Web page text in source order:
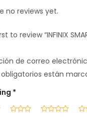
no reviews yet.
to review “INFINIX
de correo
están
*